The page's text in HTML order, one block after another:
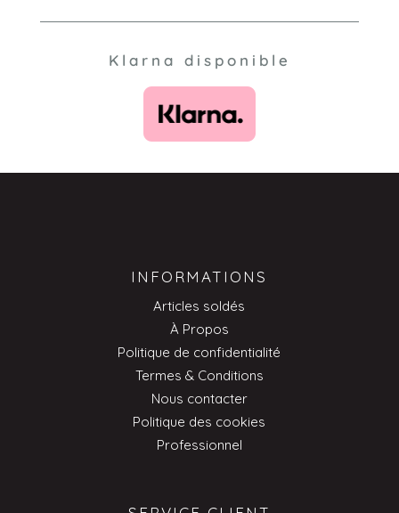
Klarna disponible
INFORMATIONS
Articles soldés
À Propos
Politique de confidentialité
Termes & Conditions
Nous contacter
Politique des cookies
Professionnel